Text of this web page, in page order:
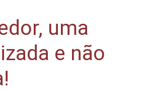
uma
e não